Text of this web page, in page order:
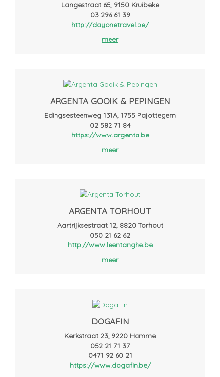
Langestraat 65, 9150 Kruibeke
03 296 61 39
http://dayonetravel.be/
meer
ARGENTA GOOIK & PEPINGEN
Edingsesteenweg 131A, 1755 Pajottegem
02 582 71 84
https://www.argenta.be
meer
ARGENTA TORHOUT
Aartrijksestraat 12, 8820 Torhout
050 21 62 62
http://www.leentanghe.be
meer
DOGAFIN
Kerkstraat 23, 9220 Hamme
052 21 71 37
0471 92 60 21
https://www.dogafin.be/